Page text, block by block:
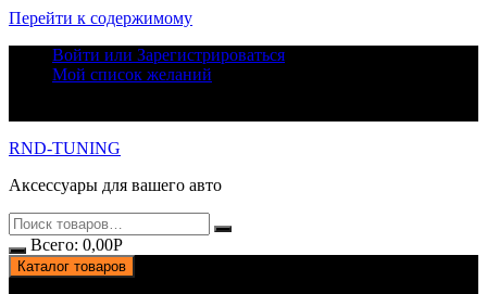
Перейти к содержимому
Войти или Зарегистрироваться
Мой список желаний
RND-TUNING
Аксессуары для вашего авто
Всего: 0,00Р
Каталог товаров